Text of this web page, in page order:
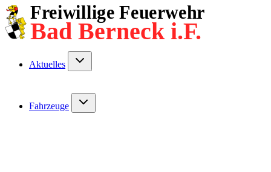
Freiwillige Feuerwehr
Bad Berneck i.F.
Aktuelles
Fahrzeuge